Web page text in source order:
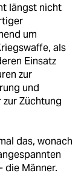
längst nicht
um
als
Einsatz
zur
und
Züchtung
das, wonach
die Männer.